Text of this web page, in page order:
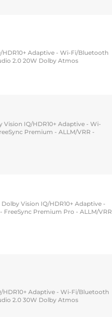
HDR10+ Adaptive - Wi-Fi/Bluetooth
2.0 20W Dolby Atmos
Vision IQ/HDR10+ Adaptive - Wi-
Premium - ALLM/VRR -
Dolby Vision IQ/HDR10+ Adaptive -
FreeSync Premium Pro - ALLM/VRR
HDR10+ Adaptive - Wi-Fi/Bluetooth
2.0 30W Dolby Atmos